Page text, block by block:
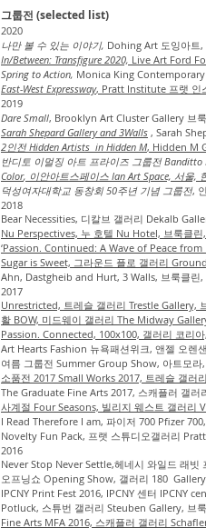
그룹전 (selected list)
2020
나만 볼 수 있는 이야기, Dohing Art 도잉아트,
In/Between: Transfigure 2020, Live Art Ford
Spring to Action, Monica King Contemporary
East-West Expressway, Pratt Institute 프랫 인
2019
Dare Small, Brooklyn Art Cluster Gallery 브
Sarah Shepard Gallery and 3Walls , Sarah
2인전 Hidden Artists in Hidden M, Hidden M
반디토 이멀징 아트 프라이즈 그룹전 Banditto
Color, 이안아트스페이스 Ian Art Space, 서울,
덕성여자대학교 동창회 50주년 기념 그룹전,
2018
Bear Necessities, 디칼브 갤러리 Dekalb
Nu Perspectives, 누 호텔 Nu Hotel, 브룩클린
‘Passion. Continued: A Wave of Peace
Sugar is Sweet, 그라운드 플로 갤러리
Ahn, Dastgheib and Hurt, 3 Walls, 브룩클린,
2017
Unrestricted, 트레슬 갤러리 Trestle Gallery,
활 BOW, 미드웨이 갤러리 The Midway
Passion. Connected, 100x100, 갤러리 코리
Art Hearts Fashion 뉴욕패션위크, 앤젤 오렌
여름 그룹전 Summer Group Show, 아트모라
소품전 2017 Small Works 2017, 트레슬 갤러
The Graduate Fine Arts 2017, 스캐플러 갤
사계절 Four Seasons, 빌리지 웨스트 갤러리
I Read Therefore I am, 파이저 700 Pfizer
Novelty Fun Pack, 프랫 스튜디오갤러리
2016
Never Stop Never Settle,헤네시 와일드 래
오프닝쇼 Opening Show, 갤러리 180
IPCNY Print Fest 2016, IPCNY 센터 IPCNY
Potluck, 스튜번 갤러리 Steuben Gallery, 브
Fine Arts MFA 2016, 스캐플러 갤러리